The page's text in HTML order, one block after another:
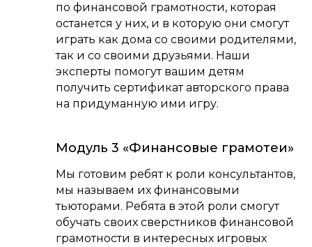
по финансовой грамотности, которая
останется у них, и в которую они смогут
играть как дома со своими родителями,
так и со своими друзьями. Наши
эксперты помогут вашим детям
получить сертификат авторского права
на придуманную ими игру.
Модуль 3 «Финансовые грамотеи»
Мы готовим ребят к роли консультантов,
мы называем их финансовыми
тьюторами. Ребята в этой роли смогут
обучать своих сверстников финансовой
грамотности в интересных игровых